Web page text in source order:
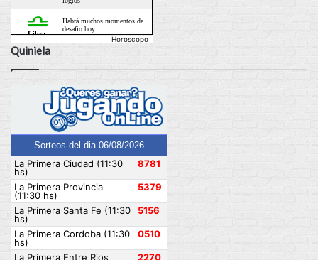
Horoscopo
Quiniela